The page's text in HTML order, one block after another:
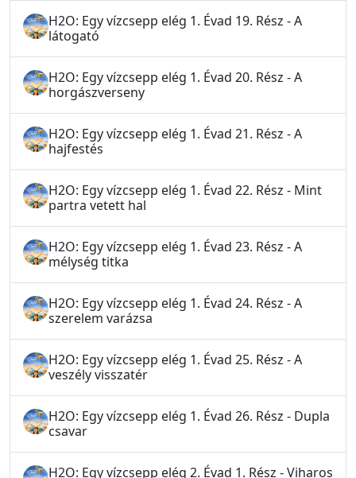
H2O: Egy vízcsepp elég 1. Évad 19. Rész - A
látogató
H2O: Egy vízcsepp elég 1. Évad 20. Rész - A
horgászverseny
H2O: Egy vízcsepp elég 1. Évad 21. Rész - A
hajfestés
H2O: Egy vízcsepp elég 1. Évad 22. Rész - Mint
partra vetett hal
H2O: Egy vízcsepp elég 1. Évad 23. Rész - A
mélység titka
H2O: Egy vízcsepp elég 1. Évad 24. Rész - A
szerelem varázsa
H2O: Egy vízcsepp elég 1. Évad 25. Rész - A
veszély visszatér
H2O: Egy vízcsepp elég 1. Évad 26. Rész - Dupla
csavar
H2O: Egy vízcsepp elég 2. Évad 1. Rész - Viharos